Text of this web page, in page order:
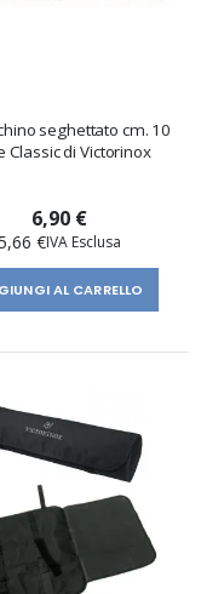
seghettato cm. 10
Classic di Victorinox
6,90 €
€
AL CARRELLO